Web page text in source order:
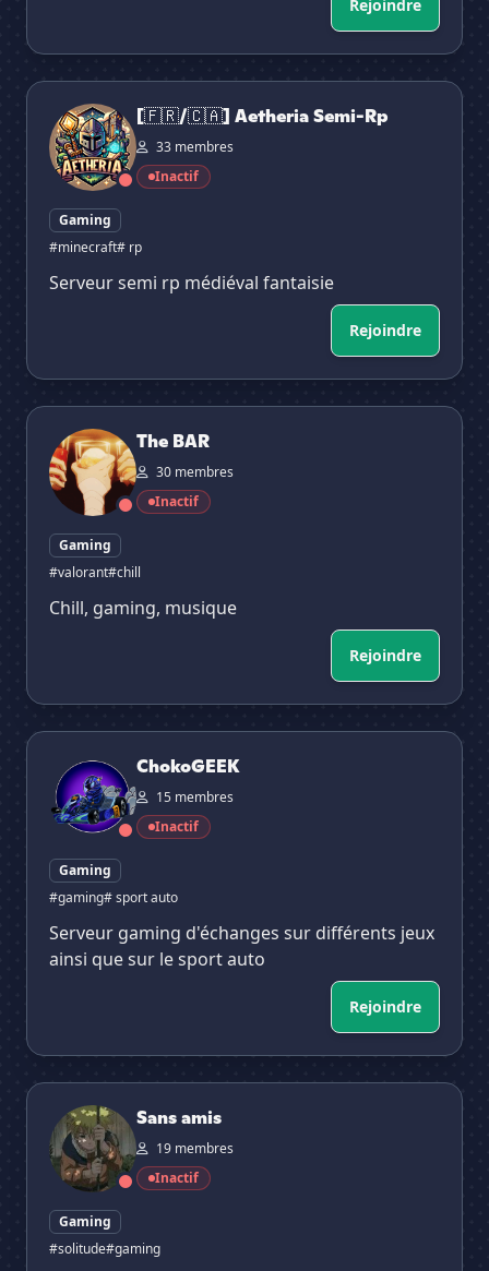
Rejoindre
[🇫🇷/🇨🇦] Aetheria Semi-Rp
[🇫🇷/🇨🇦] Aetheria Semi-Rp
33 membres
Inactif
Gaming
#minecraft# rp
Serveur semi rp médiéval fantaisie
Rejoindre
The BAR
The BAR
30 membres
Inactif
Gaming
#valorant#chill
Chill, gaming, musique
Rejoindre
ChokoGEEK
ChokoGEEK
15 membres
Inactif
Gaming
#gaming# sport auto
Serveur gaming d'échanges sur différents jeux
ainsi que sur le sport auto
Rejoindre
Sans amis
Sans amis
19 membres
Inactif
Gaming
#solitude#gaming